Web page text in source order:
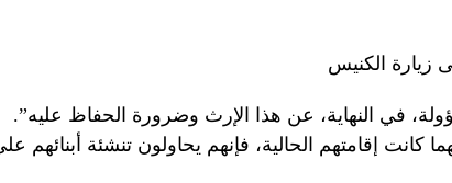
زيارة الكنيس
في النهاية، عن هذا الإرث وضرورة الحفاظ عليه”.
إقامتهم الحالية، فإنهم يحاولون تنشئة أبنائهم